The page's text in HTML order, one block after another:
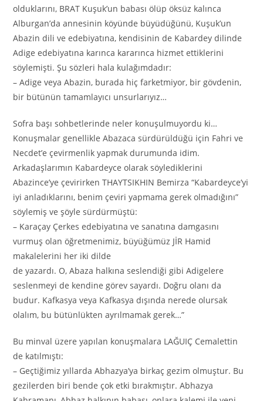
olduklarını, BRAT Kuşuk’un babası ölüp öksüz kalınca
Alburgan’da annesinin köyünde büyüdüğünü, Kuşuk’un
Abazin dili ve edebiyatına, kendisinin de Kabardey dilinde
Adige edebiyatına karınca kararınca hizmet ettiklerini
söylemişti. Şu sözleri hala kulağımdadır:
– Adige veya Abazin, burada hiç farketmiyor, bir gövdenin,
bir bütünün tamamlayıcı unsurlarıyız…
Sofra başı sohbetlerinde neler konuşulmuyordu ki…
Konuşmalar genellikle Abazaca sürdürüldüğü için Fahri ve
Necdet’e çevirmenlik yapmak durumunda idim.
Arkadaşlarımın Kabardeyce olarak söylediklerini
Abazince’ye çevirirken THAYTSIKHIN Bemirza “Kabardeyce’yi
iyi anladıklarını, benim çeviri yapmama gerek olmadığını”
söylemiş ve şöyle sürdürmüştü:
– Karaçay Çerkes edebiyatına ve sanatına damgasını
vurmuş olan öğretmenimiz, büyüğümüz JİR Hamid
makalelerini her iki dilde
de yazardı. O, Abaza halkına seslendiği gibi Adigelere
seslenmeyi de kendine görev sayardı. Doğru olanı da
budur. Kafkasya veya Kafkasya dışında nerede olursak
olalım, bu bütünlükten ayrılmamak gerek…”
Bu minval üzere yapılan konuşmalara LAĞUIÇ Cemalettin
de katılmıştı:
– Geçtiğimiz yıllarda Abhazya’ya birkaç gezim olmuştur. Bu
gezilerden biri bende çok etki bırakmıştır. Abhazya